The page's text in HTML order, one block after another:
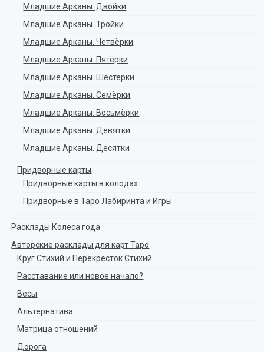
Младшие Арканы. Двойки
Младшие Арканы. Тройки
Младшие Арканы. Четвёрки
Младшие Арканы. Пятёрки
Младшие Арканы. Шестёрки
Младшие Арканы. Семёрки
Младшие Арканы. Восьмёрки
Младшие Арканы. Девятки
Младшие Арканы. Десятки
Придворные карты
Придворные карты в колодах
Придворные в Таро Лабиринта и Игры
Расклады Колеса года
Авторские расклады для карт Таро
Круг Стихий и Перекрёсток Стихий
Расставание или новое начало?
Весы
Альтернатива
Матрица отношений
Дорога